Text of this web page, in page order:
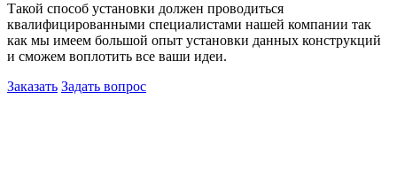
Такой способ установки должен проводиться
квалифицированными специалистами нашей компании так
как мы имеем большой опыт установки данных конструкций
и сможем воплотить все ваши идеи.
Заказать Задать вопрос